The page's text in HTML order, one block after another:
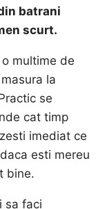
batrani
scurt.
multime de
la
se
cat timp
imediat ce
esti mereu
bine.
sa faci